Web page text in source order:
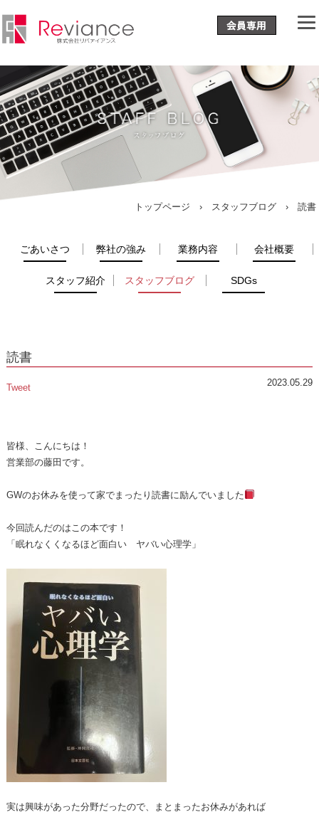
トップページ › スタッフブログ› 読書
ごあいさつ 弊社の強み 業務内容 会社概要
スタッフ紹介 スタッフブログ SDGs
読書
2023.05.29
Tweet
皆様、こんにちは！
営業部の藤田です。
GWのお休みを使って家でまったり読書に励んでいました
今回読んだのはこの本です！
「眠れなくくなるほど面白い ヤバい心理学」
実は興味があった分野だったので、まとまったお休みがあれば